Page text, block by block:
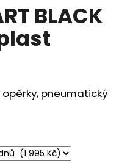
BLACK
opěrky, pneumatický